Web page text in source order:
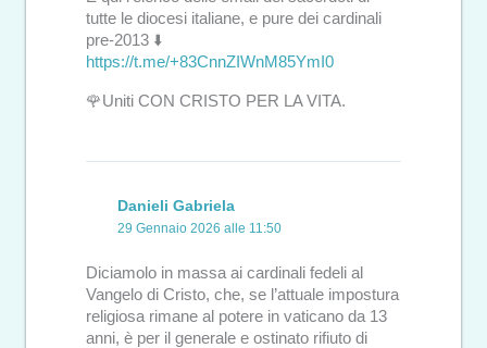
tutte le diocesi italiane, e pure dei cardinali
pre-2013 ⬇️
https://t.me/+83CnnZIWnM85YmI0
🌹Uniti CON CRISTO PER LA VITA.
Danieli Gabriela
29 Gennaio 2026 alle 11:50
Diciamolo in massa ai cardinali fedeli al
Vangelo di Cristo, che, se l’attuale impostura
religiosa rimane al potere in vaticano da 13
anni, è per il generale e ostinato rifiuto di